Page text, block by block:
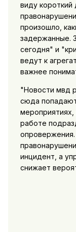
виду
произошло,
задержанные.
сегодня" и
ведут к
важнее
"Новости мвд
сюда
мероприятиях,
работе
инцидент, а
снижает